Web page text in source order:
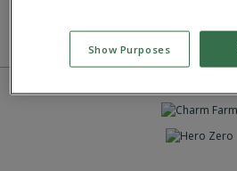
MEHR SPIELEShow Purposes